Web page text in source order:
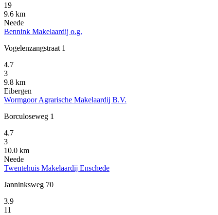
19
9.6 km
Neede
Bennink Makelaardij o.g.
Vogelenzangstraat 1
4.7
3
9.8 km
Eibergen
Wormgoor Agrarische Makelaardij B.V.
Borculoseweg 1
4.7
3
10.0 km
Neede
Twentehuis Makelaardij Enschede
Janninksweg 70
3.9
11